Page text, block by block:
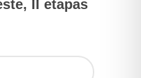
II etapas